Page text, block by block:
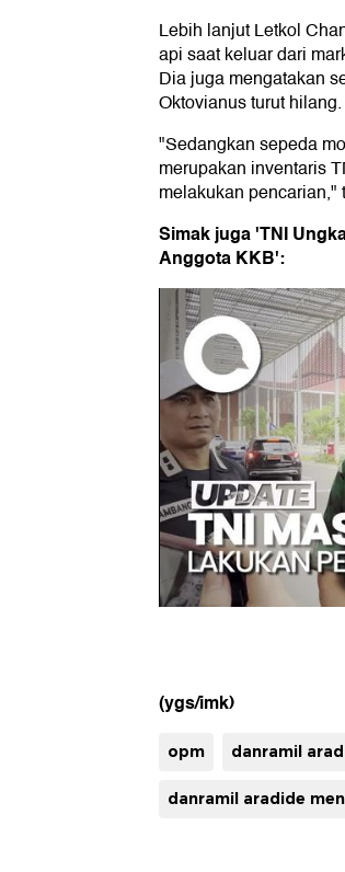
Lebih lanjut Letkol
api saat keluar dari
Dia juga mengatakan
Oktovianus turut hilang.
"Sedangkan sepeda
merupakan inventaris
melakukan pencarian,"
Simak juga 'TNI
Anggota KKB':
(ygs/imk)
opm danramil
danramil aradide